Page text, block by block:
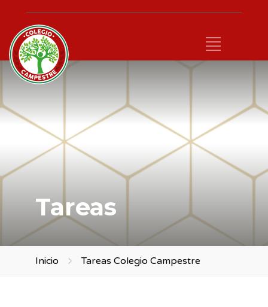
Tareas
Inicio Tareas Colegio Campestre